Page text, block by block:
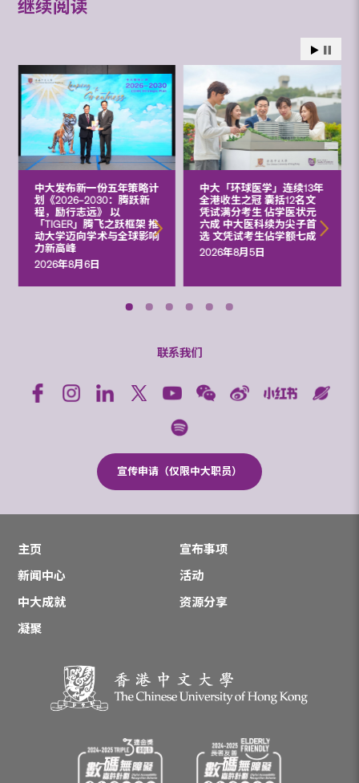
继续阅读
中大发布新一份五年策略计
划《2026‒2030：腾跃新
程，励行志远》 以
「TIGER」腾飞之跃框架 推
动大学迈向学术与全球影响
力新高峰
2026年8月6日
中大「环球医学」连续13年
全港收生之冠 囊括12名文
凭试满分考生 佔学医状元
六成 中大医科续为尖子首
选 文凭试考生佔学额七成
2026年8月5日
联系我们
宣传申请（仅限中大职员）
主页
宣布事项
新闻中心
活动
中大成就
资源分享
凝聚